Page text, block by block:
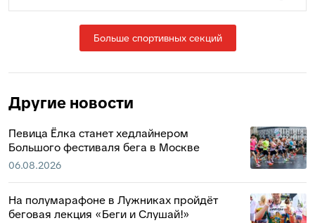
Больше спортивных секций
Другие новости
Певица Ёлка станет хедлайнером
Большого фестиваля бега в Москве
06.08.2026
На полумарафоне в Лужниках пройдёт
беговая лекция «Беги и Слушай!»